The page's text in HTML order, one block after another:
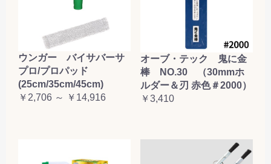
ウンガー バイサバーサ
プロ/プロパッド
(25cm/35cm/45cm)
￥2,706 ～ ￥14,916
オーブ・テック 鬼に金
棒 NO.30 （30mmホ
ルダー＆刃 赤色＃2000）
￥3,410